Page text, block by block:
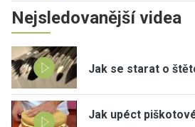
Nejsledovanější videa
Jak se starat o
Jak upéct